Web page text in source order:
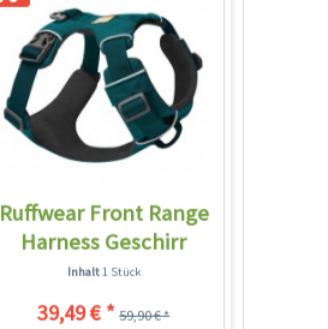
Ruffwear Front Range
Harness Geschirr
Tumalo Teal
Inhalt1 Stück
39,49 € * 59,90 € *